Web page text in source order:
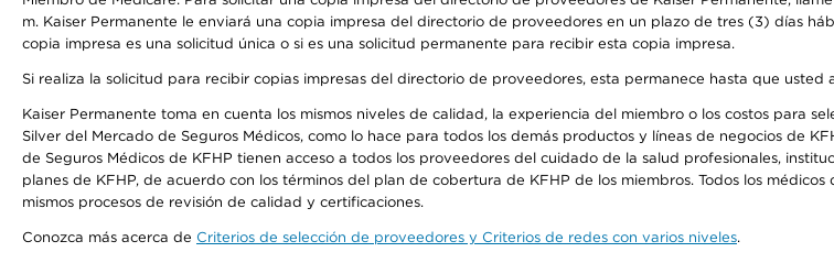
m. Kaiser Permanente le enviará una copia impresa del directorio de proveedores en un plazo de tres (3) días
copia impresa es una solicitud única o si es una solicitud permanente para recibir esta copia impresa.
Si realiza la solicitud para recibir copias impresas del directorio de proveedores, esta permanece hasta que
Kaiser Permanente toma en cuenta los mismos niveles de calidad, la experiencia del miembro o los costos para
Silver del Mercado de Seguros Médicos, como lo hace para todos los demás productos y líneas de negocios de
de Seguros Médicos de KFHP tienen acceso a todos los proveedores del cuidado de la salud profesionales,
planes de KFHP, de acuerdo con los términos del plan de cobertura de KFHP de los miembros. Todos los
mismos procesos de revisión de calidad y certificaciones.
Conozca más acerca de Criterios de selección de proveedores y Criterios de redes con varios niveles.